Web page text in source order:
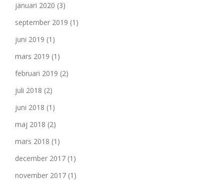
januari 2020 (3)
september 2019 (1)
juni 2019 (1)
mars 2019 (1)
februari 2019 (2)
juli 2018 (2)
juni 2018 (1)
maj 2018 (2)
mars 2018 (1)
december 2017 (1)
november 2017 (1)